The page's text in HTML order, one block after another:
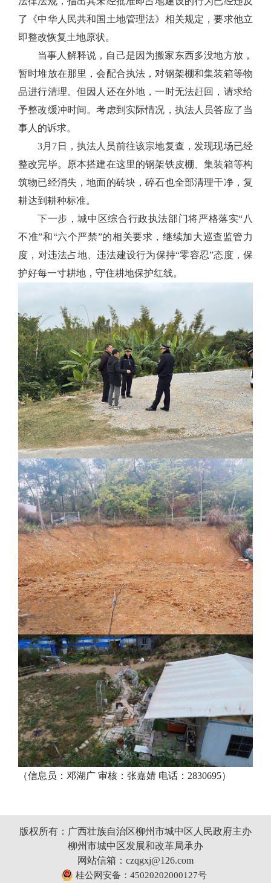
了《中华人民共和国土地管理法》相关规定，要求他立
即整改恢复土地原状。
当事人解释说，自己是因为搬家东西多没地方放，
暂时堆放在那里，会配合执法，对钢架棚和集装箱等物
品进行清理。但因人还在外地，一时无法赶回，请求给
予整改缓冲时间。考虑到实际情况，执法人员答应了当
事人的诉求。
3月7日，执法人员前往该宗地复查，发现现场已经
整改完毕。原本搭建在这里的钢架铁皮棚、集装箱等构
筑物已经消失，地面的砖块，碎石也全部清理干净，复
耕达到耕种标准。
下一步，城中区综合行政执法部门将严格落实“八
不准”和“六个严禁”的相关要求，继续加大巡查监管力
度，对违法占地、违法建设行为保持“零容忍”态度，保
护好每一寸耕地，守住耕地保护红线。
（信息员：邓湖广 审核：张嘉婧 电话：2830695）
版权所有：广西壮族自治区柳州市城中区人民政府主办
柳州市城中区发展和改革局承办
网站信箱：czqgxj@126.com
桂公网安备：45020202000127号